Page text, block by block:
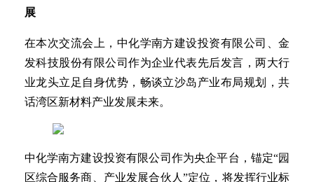
展
在本次交流会上，中化学南方建设投资有限公司、金
发科技股份有限公司作为企业代表先后发言，两大行
业龙头立足自身优势，畅谈立沙岛产业布局规划，共
话湾区新材料产业发展未来。
中化学南方建设投资有限公司作为央企平台，锚定“园
区综合服务商、产业发展合伙人”定位，将发挥行业标